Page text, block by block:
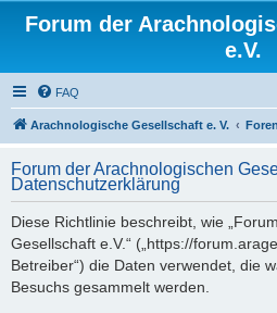
Forum der
e.V.
FAQ
Arachnologische Gesellschaft e. V.
Forum der Arachnologischen
Datenschutzerklärung
Diese Richtlinie beschreibt, wie
Gesellschaft e.V.“ („https://
Betreiber“) die Daten verwendet, die
Besuchs gesammelt werden.